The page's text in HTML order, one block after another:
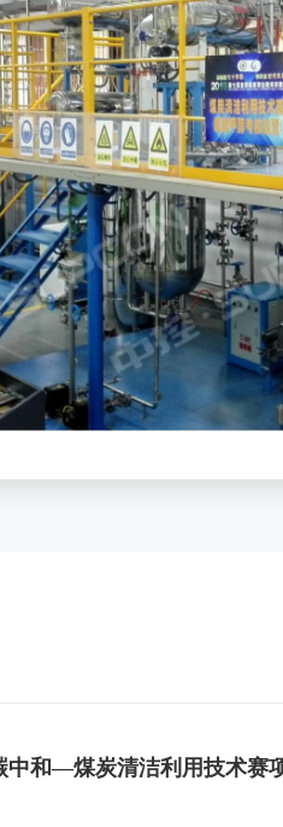
中和—煤炭清洁利用技术赛